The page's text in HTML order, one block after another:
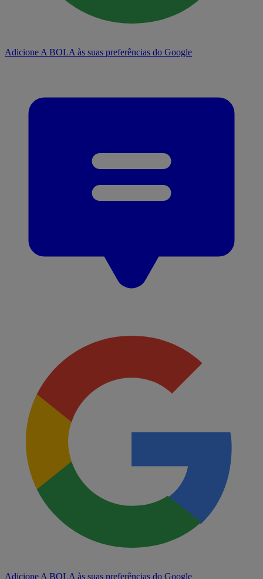
Adicione A BOLA às suas preferências do Google
Adicione A BOLA às suas preferências do Google